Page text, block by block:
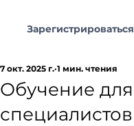
Зарегистрироваться
Обучение для
специалистов
7 окт. 2025 г. 1 мин. чтения